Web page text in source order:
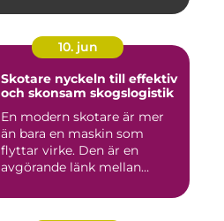
10. jun
Skotare nyckeln till effektiv
och skonsam skogslogistik
En modern skotare är mer
än bara en maskin som
flyttar virke. Den är en
avgörande länk mellan